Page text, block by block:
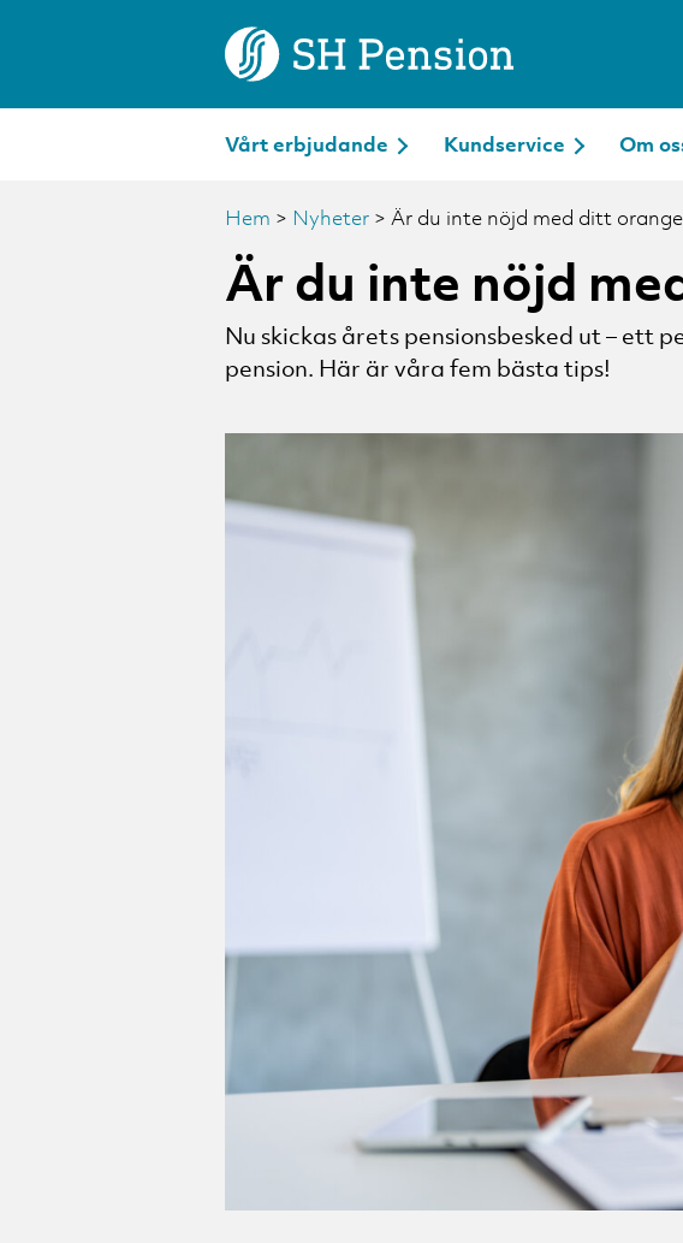
Vårt erbjudande Kundservice Om
Hem > Nyheter > Är du inte nöjd med ditt
Är du inte nöjd
Nu skickas årets pensionsbesked ut –
pension. Här är våra fem bästa tips!